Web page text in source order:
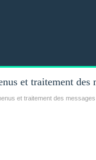
et traitement des
et traitement des messages